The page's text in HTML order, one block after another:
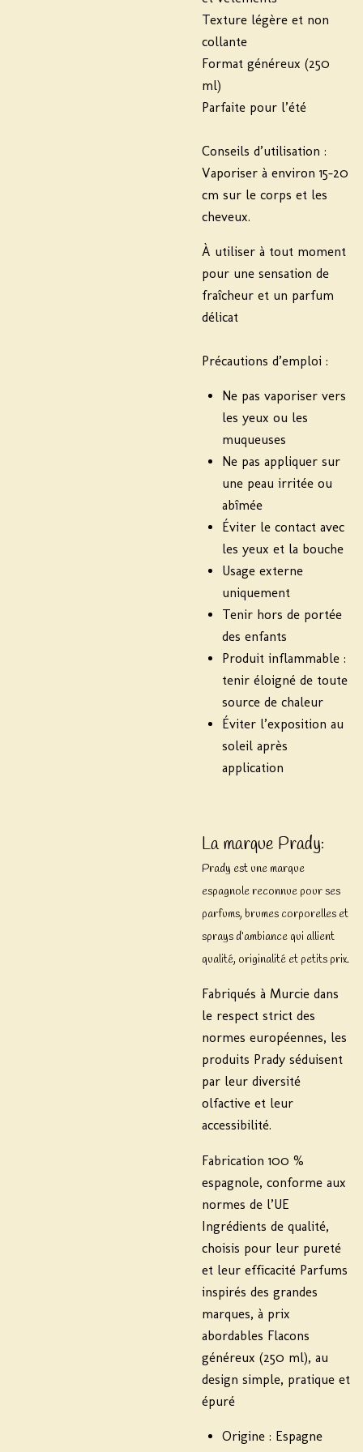
Texture légère et non
collante
Format généreux (250
ml)
Parfaite pour l’été
Conseils d’utilisation :
Vaporiser à environ 15-20
cm sur le corps et les
cheveux.
À utiliser à tout moment
pour une sensation de
fraîcheur et un parfum
délicat
Précautions d’emploi :
Ne pas vaporiser vers
les yeux ou les
muqueuses
Ne pas appliquer sur
une peau irritée ou
abîmée
Éviter le contact avec
les yeux et la bouche
Usage externe
uniquement
Tenir hors de portée
des enfants
Produit inflammable :
tenir éloigné de toute
source de chaleur
Éviter l’exposition au
soleil après
application
La marque Prady:
Prady est une marque
espagnole reconnue pour ses
parfums, brumes corporelles et
sprays d’ambiance qui allient
qualité, originalité et petits prix.
Fabriqués à Murcie dans
le respect strict des
normes européennes, les
produits Prady séduisent
par leur diversité
olfactive et leur
accessibilité.
Fabrication 100 %
espagnole, conforme aux
normes de l’UE
Ingrédients de qualité,
choisis pour leur pureté
et leur efficacité Parfums
inspirés des grandes
marques, à prix
abordables Flacons
généreux (250 ml), au
design simple, pratique et
épuré
Origine : Espagne